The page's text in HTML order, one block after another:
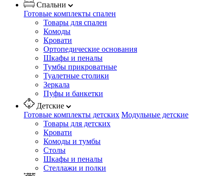
Спальни
Готовые комплекты спален
Товары для спален
Комоды
Кровати
Ортопедические основания
Шкафы и пеналы
Тумбы прикроватные
Туалетные столики
Зеркала
Пуфы и банкетки
Детские
Готовые комплекты детских Модульные детские
Товары для детских
Кровати
Комоды и тумбы
Столы
Шкафы и пеналы
Стеллажи и полки